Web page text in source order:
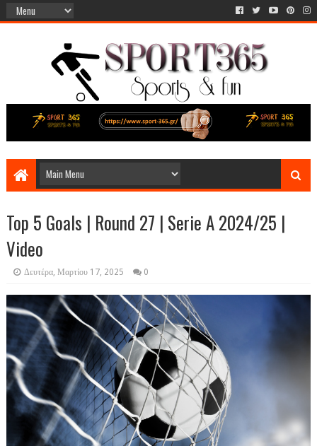
Top 5 Goals | Round 27 | Serie A 2024/25 |
Video
Δευτέρα, Μαρτίου 17, 2025 0